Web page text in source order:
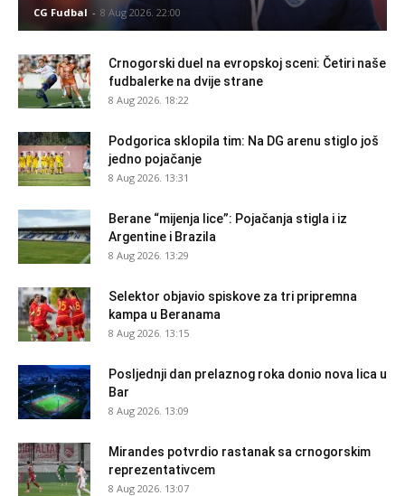
CG Fudbal - 8 Aug 2026. 22:00
Crnogorski duel na evropskoj sceni: Četiri naše
fudbalerke na dvije strane
8 Aug 2026. 18:22
Podgorica sklopila tim: Na DG arenu stiglo još
jedno pojačanje
8 Aug 2026. 13:31
Berane “mijenja lice”: Pojačanja stigla i iz
Argentine i Brazila
8 Aug 2026. 13:29
Selektor objavio spiskove za tri pripremna
kampa u Beranama
8 Aug 2026. 13:15
Posljednji dan prelaznog roka donio nova lica u
Bar
8 Aug 2026. 13:09
Mirandes potvrdio rastanak sa crnogorskim
reprezentativcem
8 Aug 2026. 13:07